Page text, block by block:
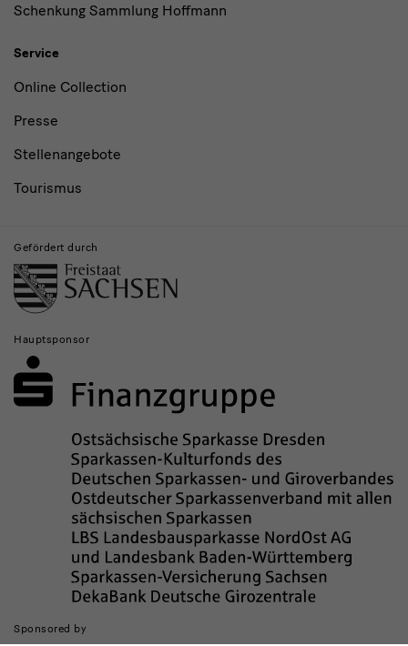
Schenkung Sammlung Hoffmann
Service
Online Collection
Presse
Stellenangebote
Tourismus
Gefördert durch
Hauptsponsor
Sponsored by